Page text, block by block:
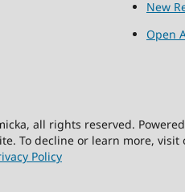
New
Open
all rights reserved.
To decline or learn more,
Policy